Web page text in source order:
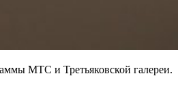
МТС и Третьяковской галереи.